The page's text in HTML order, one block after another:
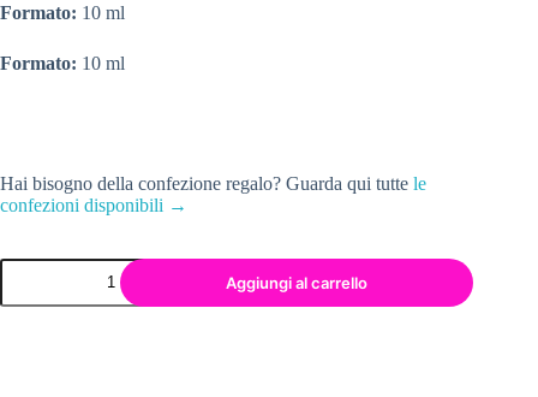
Formato: 10 ml
Formato: 10 ml
Hai bisogno della confezione regalo? Guarda qui tutte le
confezioni disponibili →
Aggiungi al carrello